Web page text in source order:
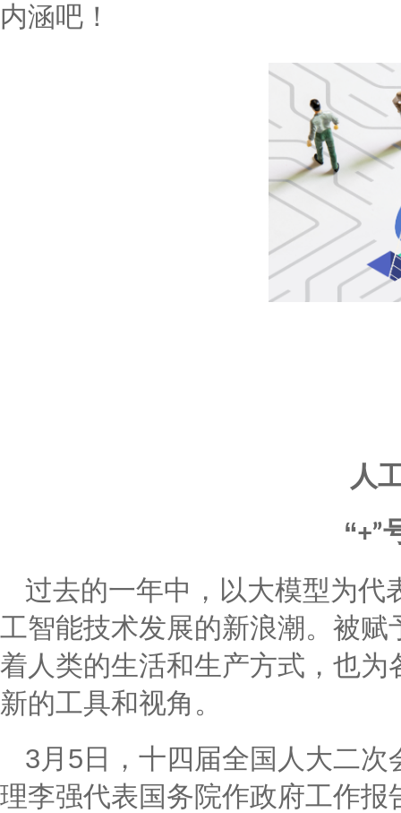
内涵吧！
人
“+”
过去的一年中，以大模型为代
工智能技术发展的新浪潮。被
着人类的生活和生产方式，也
新的工具和视角。
3月5日，十四届全国人大二
理李强代表国务院作政府工作报